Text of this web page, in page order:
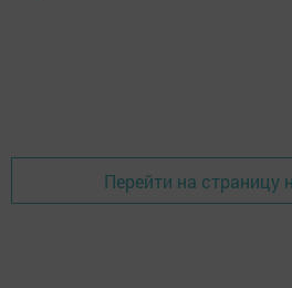
Перейти на страницу